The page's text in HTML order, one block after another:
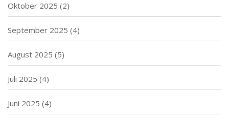
Oktober 2025 (2)
September 2025 (4)
August 2025 (5)
Juli 2025 (4)
Juni 2025 (4)